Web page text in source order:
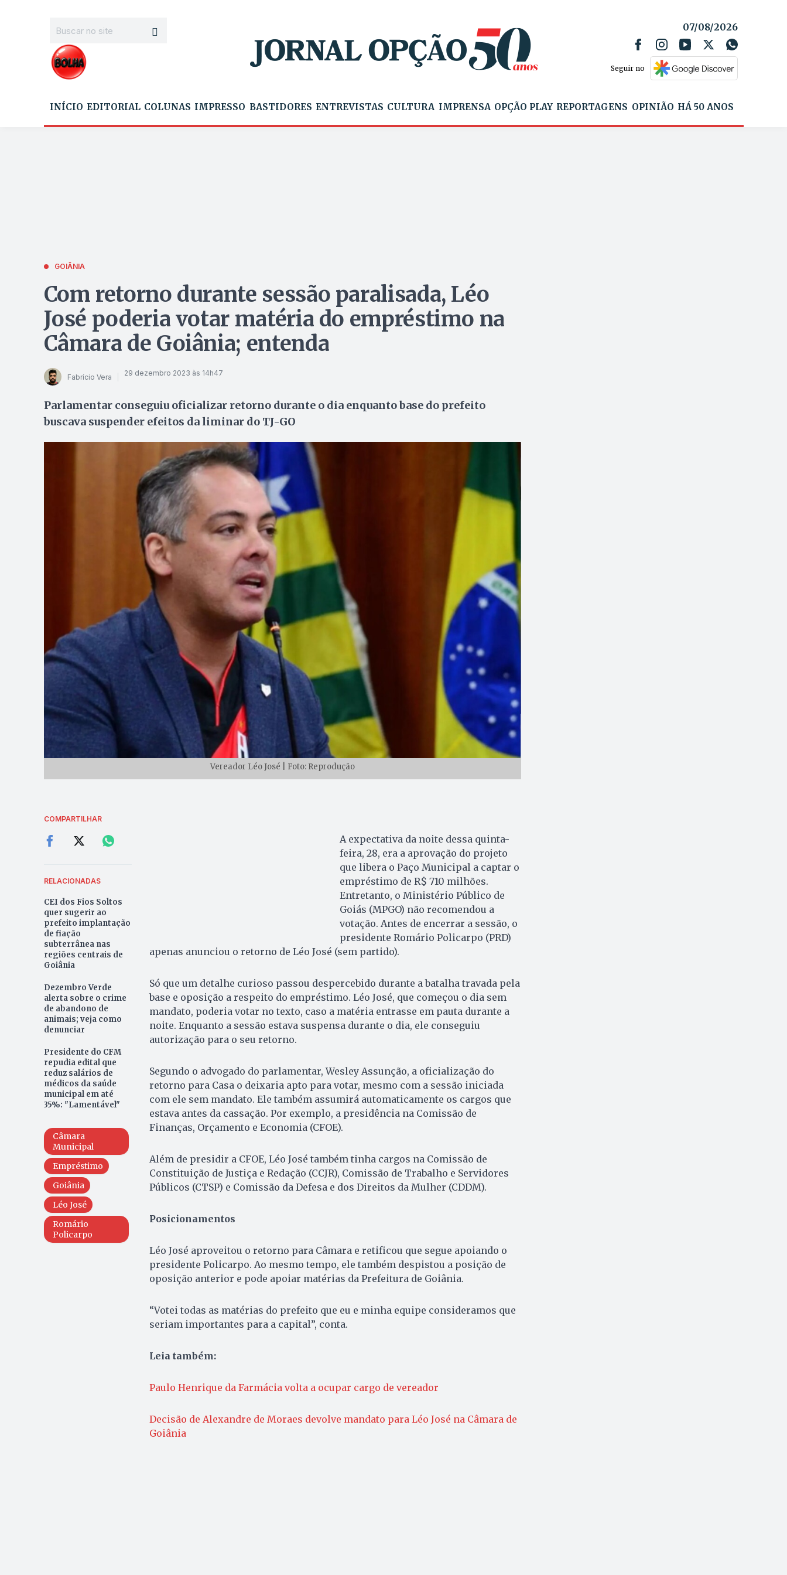
07/08/2026
Seguir no
INÍCIO EDITORIAL COLUNAS IMPRESSO BASTIDORES ENTREVISTAS CULTURA IMPRENSA OPÇÃO PLAY REPORTAGENS OPINIÃO HÁ 50 ANOS
GOIÂNIA
Com retorno durante sessão paralisada, Léo
José poderia votar matéria do empréstimo na
Câmara de Goiânia; entenda
Fabrício Vera 29 dezembro 2023 às 14h47
Parlamentar conseguiu oficializar retorno durante o dia enquanto base do prefeito
buscava suspender efeitos da liminar do TJ-GO
Vereador Léo José | Foto: Reprodução
COMPARTILHAR
RELACIONADAS
CEI dos Fios Soltos
quer sugerir ao
prefeito implantação
de fiação
subterrânea nas
regiões centrais de
Goiânia
Dezembro Verde
alerta sobre o crime
de abandono de
animais; veja como
denunciar
Presidente do CFM
repudia edital que
reduz salários de
médicos da saúde
municipal em até
35%: "Lamentável"
Câmara
Municipal
Empréstimo
Goiânia
Léo José
Romário
Policarpo
A expectativa da noite dessa quinta-
feira, 28, era a aprovação do projeto
que libera o Paço Municipal a captar o
empréstimo de R$ 710 milhões.
Entretanto, o Ministério Público de
Goiás (MPGO) não recomendou a
votação. Antes de encerrar a sessão, o
presidente Romário Policarpo (PRD)
apenas anunciou o retorno de Léo José (sem partido).
Só que um detalhe curioso passou despercebido durante a batalha travada pela
base e oposição a respeito do empréstimo. Léo José, que começou o dia sem
mandato, poderia votar no texto, caso a matéria entrasse em pauta durante a
noite. Enquanto a sessão estava suspensa durante o dia, ele conseguiu
autorização para o seu retorno.
Segundo o advogado do parlamentar, Wesley Assunção, a oficialização do
retorno para Casa o deixaria apto para votar, mesmo com a sessão iniciada
com ele sem mandato. Ele também assumirá automaticamente os cargos que
estava antes da cassação. Por exemplo, a presidência na Comissão de
Finanças, Orçamento e Economia (CFOE).
Além de presidir a CFOE, Léo José também tinha cargos na Comissão de
Constituição de Justiça e Redação (CCJR), Comissão de Trabalho e Servidores
Públicos (CTSP) e Comissão da Defesa e dos Direitos da Mulher (CDDM).
Posicionamentos
Léo José aproveitou o retorno para Câmara e retificou que segue apoiando o
presidente Policarpo. Ao mesmo tempo, ele também despistou a posição de
oposição anterior e pode apoiar matérias da Prefeitura de Goiânia.
“Votei todas as matérias do prefeito que eu e minha equipe consideramos que
seriam importantes para a capital”, conta.
Leia também:
Paulo Henrique da Farmácia volta a ocupar cargo de vereador
Decisão de Alexandre de Moraes devolve mandato para Léo José na Câmara de
Goiânia